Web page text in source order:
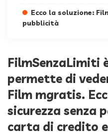
Ecco la soluzione:
pubblicità
FilmSenzaLimiti
permette di
Film mgratis.
sicurezza senza
carta di credito